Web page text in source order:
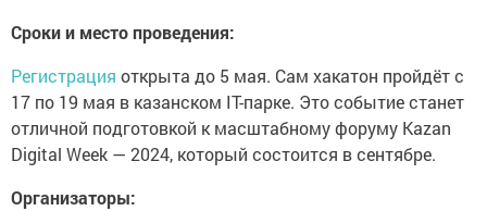
Сроки и место проведения:
Регистрация открыта до 5 мая. Сам хакатон пройдёт с
17 по 19 мая в казанском IT-парке. Это событие станет
отличной подготовкой к масштабному форуму Kazan
Digital Week — 2024, который состоится в сентябре.
Организаторы: